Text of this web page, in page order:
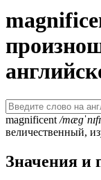
magnificent /
величественный,
Значения и